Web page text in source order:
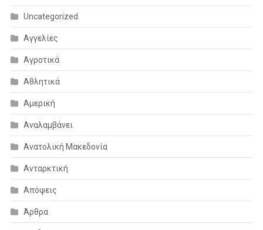
Uncategorized
Αγγελίες
Αγροτικά
Αθλητικά
Αμερική
Αναλαμβάνει
Ανατολική Μακεδονία
Ανταρκτική
Απόψεις
Άρθρα